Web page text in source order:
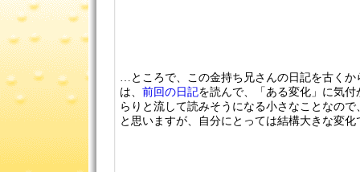
…ところで、この金持ち兄さんの日記を古くか
は、 前回の日記を読んで、「ある変化」に気
らりと流して読みそうになる小さなことなの
と思いますが、自分にとっては結構大きな変化